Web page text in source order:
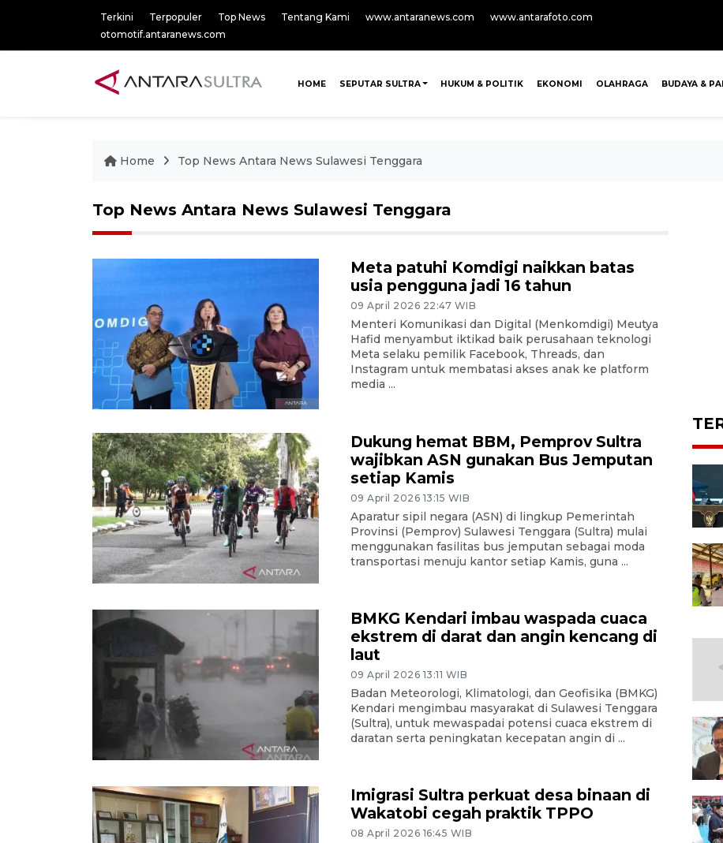
Terkini Terpopuler Top News Tentang Kami www.antaranews.com
www.antarafoto.com
otomotif.antaranews.com
HOME SEPUTAR SULTRA HUKUM & POLITIK EKONOMI OLAHRAGA BUDAYA &
Home Top News Antara News Sulawesi Tenggara
Top News Antara News Sulawesi Tenggara
Meta patuhi Komdigi naikkan batas
usia pengguna jadi 16 tahun
09 April 2026 22:47 WIB
Menteri Komunikasi dan Digital (Menkomdigi) Meutya
Hafid menyambut iktikad baik perusahaan teknologi
Meta selaku pemilik Facebook, Threads, dan
Instagram untuk membatasi akses anak ke platform
media ...
Dukung hemat BBM, Pemprov Sultra
wajibkan ASN gunakan Bus Jemputan
setiap Kamis
09 April 2026 13:15 WIB
Aparatur sipil negara (ASN) di lingkup Pemerintah
Provinsi (Pemprov) Sulawesi Tenggara (Sultra) mulai
menggunakan fasilitas bus jemputan sebagai moda
transportasi menuju kantor setiap Kamis, guna ...
BMKG Kendari imbau waspada cuaca
ekstrem di darat dan angin kencang di
laut
09 April 2026 13:11 WIB
Badan Meteorologi, Klimatologi, dan Geofisika (BMKG)
Kendari mengimbau masyarakat di Sulawesi Tenggara
(Sultra), untuk mewaspadai potensi cuaca ekstrem di
daratan serta peningkatan kecepatan angin di ...
Imigrasi Sultra perkuat desa binaan di
Wakatobi cegah praktik TPPO
08 April 2026 16:45 WIB